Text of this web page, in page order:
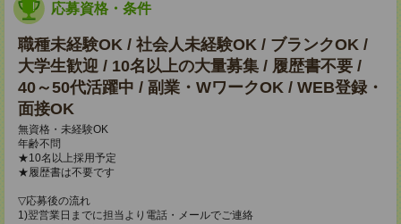
応募資格・条件
職種未経験OK / 社会人未経験OK / ブランクOK /
大学生歓迎 / 10名以上の大量募集 / 履歴書不要 /
40～50代活躍中 / 副業・WワークOK / WEB登録・
面接OK
無資格・未経験OK
年齢不問
★10名以上採用予定
★履歴書は不要です
▽応募後の流れ
1)翌営業日までに担当より電話・メールでご連絡